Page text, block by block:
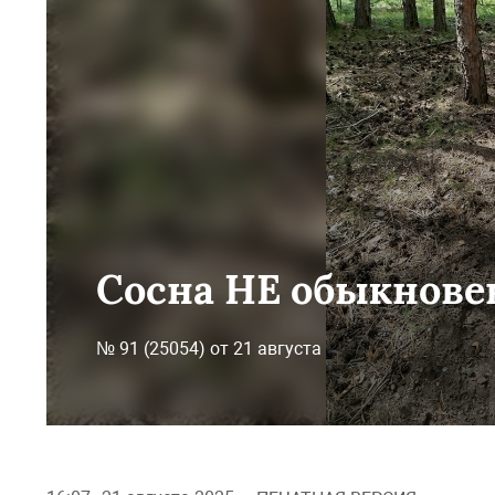
Сосна НЕ
№ 91 (25054) от 21 августа